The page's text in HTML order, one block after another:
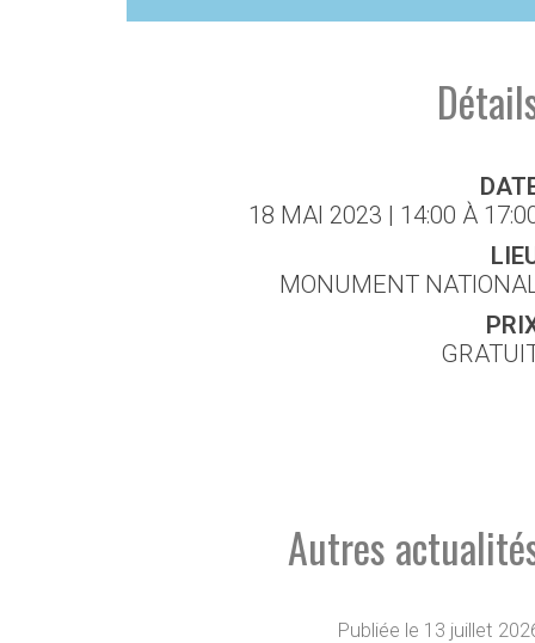
18 MAI 2023 | 14:00 À
MONUMENT
Autres
Publiée le 13 juillet